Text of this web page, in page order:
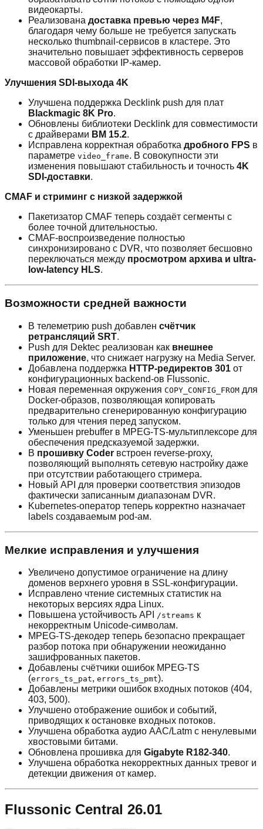
видеокарты.
Реализована доставка превью через M4F,
благодаря чему больше не требуется запускать
несколько thumbnail-сервисов в кластере. Это
значительно повышает эффективность серверов
массовой обработки IP-камер.
Улучшения SDI-выхода 4K
Улучшена поддержка Decklink push для плат
Blackmagic 8K Pro.
Обновлены библиотеки Decklink для совместимости
с драйверами BM 15.2.
Исправлена корректная обработка дробного FPS в
параметре video_frame. В совокупности эти
изменения повышают стабильность и точность 4K
SDI-доставки.
CMAF и стриминг с низкой задержкой
Пакетизатор CMAF теперь создаёт сегменты с
более точной длительностью.
CMAF-воспроизведение полностью
синхронизировано с DVR, что позволяет бесшовно
переключаться между просмотром архива и ultra-
low-latency HLS.
Возможности средней важности
В телеметрию push добавлен счётчик
ретрансляций SRT.
Push для Dektec реализован как внешнее
приложение, что снижает нагрузку на Media Server.
Добавлена поддержка HTTP-редиректов 301 от
конфигурационных backend-ов Flussonic.
Новая переменная окружения COPY_CONFIG_FROM для
Docker-образов, позволяющая копировать
предварительно сгенерированную конфигурацию
только для чтения перед запуском.
Уменьшен prebuffer в MPEG-TS-мультиплексоре для
обеспечения предсказуемой задержки.
В прошивку Coder встроен reverse-proxy,
позволяющий выполнять сетевую настройку даже
при отсутствии работающего стримера.
Новый API для проверки соответствия эпизодов
фактически записанным диапазонам DVR.
Kubernetes-оператор теперь корректно назначает
labels создаваемым pod-ам.
Мелкие исправления и улучшения
Увеличено допустимое ограничение на длину
доменов верхнего уровня в SSL-конфигурации.
Исправлено чтение системных статистик на
некоторых версиях ядра Linux.
Повышена устойчивость API
/streams к
некорректным Unicode-символам.
MPEG-TS-декодер теперь безопасно прекращает
разбор потока при обнаружении неожиданно
зашифрованных пакетов.
Добавлены счётчики ошибок MPEG-TS
(errors_ts_pat, errors_ts_pmt).
Добавлены метрики ошибок входных потоков (404,
403, 500).
Улучшено отображение ошибок и событий,
приводящих к остановке входных потоков.
Улучшена обработка аудио AAC/Latm с ненулевыми
хвостовыми битами.
Обновлена прошивка для Gigabyte R182-340.
Улучшена обработка некорректных данных тревог и
детекции движения от камер.
Flussonic Central 26.01